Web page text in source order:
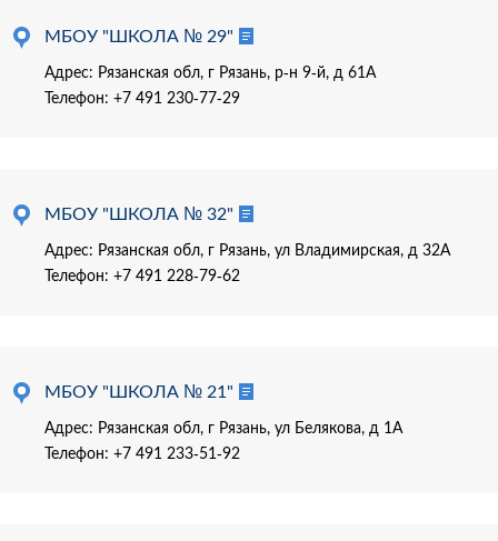
МБОУ "ШКОЛА № 29"
Адрес: Рязанская обл, г Рязань, р-н 9-й, д 61А
Телефон: +7 491 230-77-29
МБОУ "ШКОЛА № 32"
Адрес: Рязанская обл, г Рязань, ул Владимирская, д 32А
Телефон: +7 491 228-79-62
МБОУ "ШКОЛА № 21"
Адрес: Рязанская обл, г Рязань, ул Белякова, д 1А
Телефон: +7 491 233-51-92